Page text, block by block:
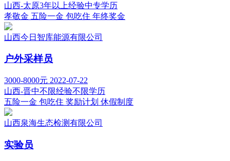
山西-太原3年以上经验中专学历
孝敬金 五险一金 包吃住 年终奖金
山西今日智库能源有限公司
户外采样员
3000-8000元 2022-07-22
山西-晋中不限经验不限学历
五险一金 包吃住 奖励计划 休假制度
山西泉海生态检测有限公司
实验员